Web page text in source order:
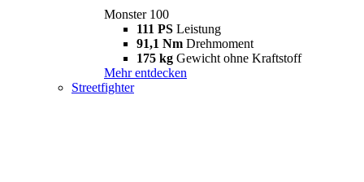
Monster 100
111 PS Leistung
91,1 Nm Drehmoment
175 kg Gewicht ohne Kraftstoff
Mehr entdecken
Streetfighter